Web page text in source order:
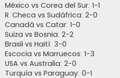
México vs Corea del Sur: 1-1
R. Checa vs Sudáfrica: 2-0
Canadá vs Catar: 1-0
Suiza vs Bosnia: 2-2
Brasil vs Haití: 3-0
Escocia vs Marruecos: 1-3
USA vs Australia: 2-0
Turquía vs Paraguay: 0-1